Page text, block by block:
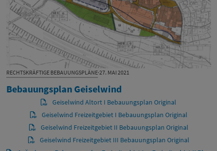
RECHTSKRÄFTIGE BEBAUUNGSPLÄNE·27. MAI 2021
Bebauungsplan Geiselwind
Geiselwind Altort I Bebauungsplan Original
Geiselwind Freizeitgebiet I Bebauungsplan Original
Geiselwind Freizeitgebiet II Bebauungsplan Original
Geiselwind Freizeitgebiet III Bebauungsplan Original